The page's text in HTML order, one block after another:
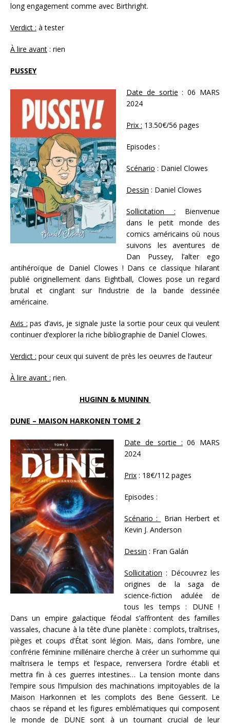
long engagement comme avec Birthright.
Verdict : à tester
À lire avant : rien
PUSSEY
Date de sortie : 06 MARS
2024
Prix : 13.50€/56 pages
Episodes :
Scénario : Daniel Clowes
Dessin : Daniel Clowes
Sollicitation : Bienvenue
dans le petit monde des
comics américains où nous
suivons les aventures de
Dan Pussey, l’alter ego
antihéroïque de Daniel Clowes ! Dans ce classique hilarant
publié originellement dans Eightball, Clowes pose un regard
brutal et cinglant sur l’industrie de la bande dessinée
américaine.
Avis : pas d’avis, je signale juste la sortie pour ceux qui veulent
continuer d’explorer la riche bibliographie de Daniel Clowes.
Verdict : pour ceux qui suivent de près les oeuvres de l’auteur
À lire avant : rien.
HUGINN & MUNINN
DUNE – MAISON HARKONEN TOME 2
Date de sortie : 06 MARS
2024
Prix : 18€/112 pages
Episodes :
Scénario :
Brian Herbert et
Kevin J. Anderson
Dessin : Fran Galán
Sollicitation : Découvrez les
origines de la saga de
science-fiction adulée de
tous les temps : DUNE !
Dans un empire galactique féodal s’affrontent des familles
vassales, chacune à la tête d’une planète : complots, traîtrises,
pièges et coups d’État sont légion. Mais, dans l’ombre, une
confrérie féminine millénaire cherche à créer un surhomme qui
maîtrisera le temps et l’espace, renversera l’ordre établi et
mettra fin à ces guerres intestines… La tension monte dans
l’empire sous l’impulsion des machinations impitoyables de la
Maison Harkonnen et les complots des Bene Gesserit. Le
chaos se répand et les figures emblématiques qui composent
le monde de DUNE sont à un tournant crucial de leur